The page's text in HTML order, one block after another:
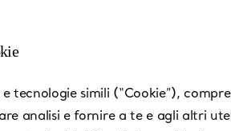
tecnologie simili (“Cookie”),
analisi e fornire a te e agli altri